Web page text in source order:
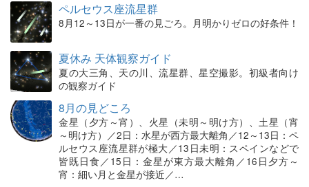
ペルセウス座流星群
8月12～13日が一番の見ごろ。月明かりゼロの好条件！
夏休み 天体観察ガイド
夏の大三角、天の川、流星群、星空撮影。初級者向け
の観察ガイド
8月の見どころ
金星（夕方～宵）、火星（未明～明け方）、土星（宵
～明け方）／2日：水星が西方最大離角／12～13日：ペ
ルセウス座流星群が極大／13日未明：スペインなどで
皆既日食／15日：金星が東方最大離角／16日夕方～
宵：細い月と金星が接近／…